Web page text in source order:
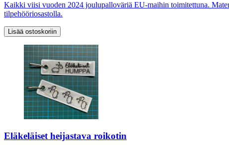
Kaikki viisi vuoden 2024 joulupalloväriä EU-maihin toimitettuna.
tilpehööriosastolla.
Eläkeläiset heijastava roikotin